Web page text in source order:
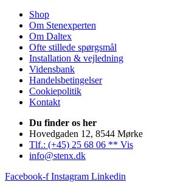
Shop
Om Stenexperten
Om Daltex
Ofte stillede spørgsmål
Installation & vejledning
Vidensbank
Handelsbetingelser
Cookiepolitik
Kontakt
Du finder os her
Hovedgaden 12, 8544 Mørke
Tlf.: (+45) 25 68 06 ** Vis
info@stenx.dk
Facebook-f Instagram Linkedin